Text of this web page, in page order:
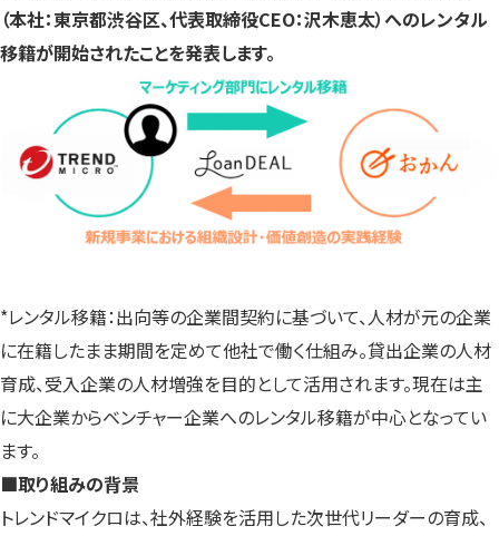
（本社：東京都渋谷区、代表取締役CEO：沢木恵太）へのレンタル
移籍が開始されたことを発表します。
*レンタル移籍：出向等の企業間契約に基づいて、人材が元の企業
に在籍したまま期間を定めて他社で働く仕組み。貸出企業の人材
育成、受入企業の人材増強を目的として活用されます。現在は主
に大企業からベンチャー企業へのレンタル移籍が中心となってい
ます。
■取り組みの背景
トレンドマイクロは、社外経験を活用した次世代リーダーの育成、